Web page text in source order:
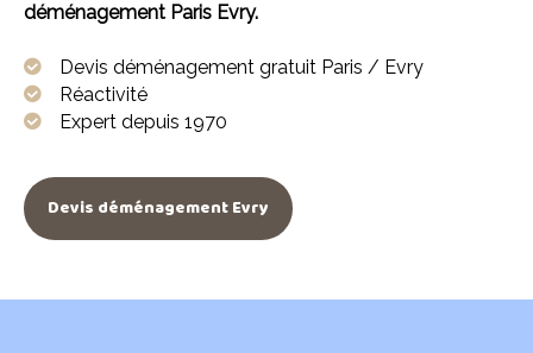
déménagement Paris Evry.
Devis déménagement gratuit Paris / Evry
Réactivité
Expert depuis 1970
Devis déménagement Evry